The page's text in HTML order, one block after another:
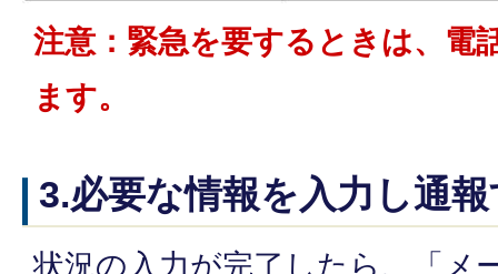
注意：緊急を要するときは、電
ます。
3.必要な情報を入力し通
状況の入力が完了したら、「メ